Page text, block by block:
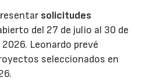
solicitudes
del 27 de julio al 30 de
Leonardo prevé
seleccionados en